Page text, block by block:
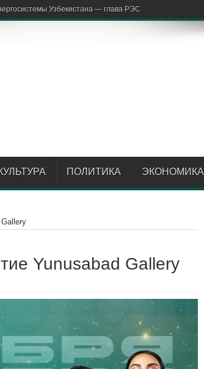
ПОЛИТИКА ЭКОНОМИКА
Yunusabad Gallery